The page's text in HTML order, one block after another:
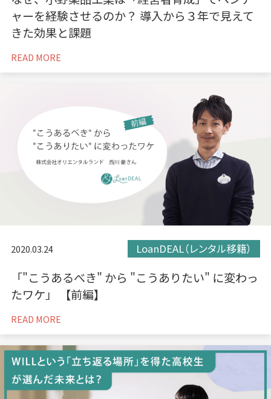
ャーを経験させるのか？ 導入から３年で見えて
きた効果と課題
READ MORE
2020.03.24 LoanDEAL（レンタル移籍）
「"こうあるべき" から "こうありたい" に変わっ
たワケ」 【前編】
READ MORE